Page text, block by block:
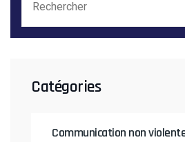
Catégories
Communication non